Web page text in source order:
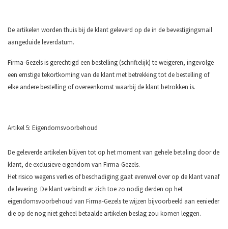
De artikelen worden thuis bij de klant geleverd op de in de bevestigingsmail
aangeduide leverdatum.
Firma-Gezels is gerechtigd een bestelling (schriftelijk) te weigeren, ingevolge
een ernstige tekortkoming van de klant met betrekking tot de bestelling of
elke andere bestelling of overeenkomst waarbij de klant betrokken is.
Artikel 5: Eigendomsvoorbehoud
De geleverde artikelen blijven tot op het moment van gehele betaling door de
klant, de exclusieve eigendom van Firma-Gezels.
Het risico wegens verlies of beschadiging gaat evenwel over op de klant vanaf
de levering. De klant verbindt er zich toe zo nodig derden op het
eigendomsvoorbehoud van Firma-Gezels te wijzen bijvoorbeeld aan eenieder
die op de nog niet geheel betaalde artikelen beslag zou komen leggen.